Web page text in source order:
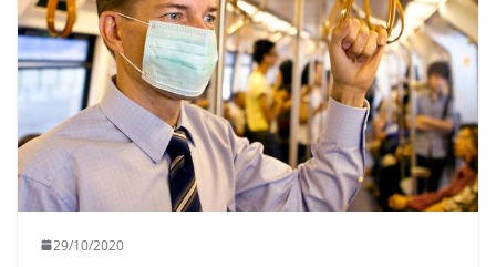
29/10/2020